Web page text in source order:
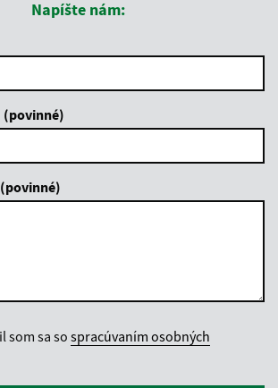
Napíšte nám:
(povinné)
som sa so spracúvaním osobných